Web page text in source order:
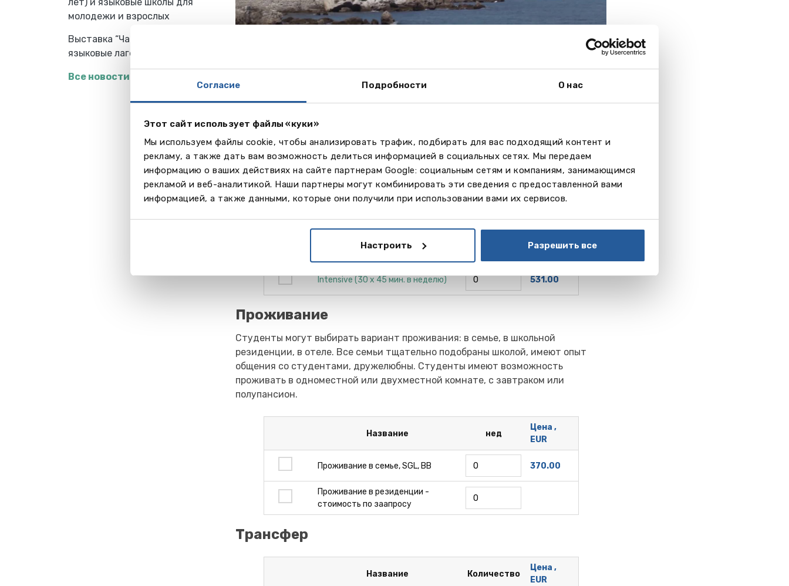
Согласие Подробности О нас
Этот сайт использует файлы «куки»
Мы используем файлы cookie, чтобы анализировать трафик, подбирать для вас подходящий контент и
рекламу, а также дать вам возможность делиться информацией в социальных сетях. Мы передаем
информацию о ваших действиях на сайте партнерам Google: социальным сетям и компаниям, занимающимся
рекламой и веб-аналитикой. Наши партнеры могут комбинировать эти сведения с предоставленной вами
информацией, а также данными, которые они получили при использовании вами их сервисов.
Настроить Разрешить все
молодежи и взрослых
Выставка “Частные школы и
языковые лагеря за рубежом”
Все новости
! Ознакомьтесь с более подробной информацией об учебной программе,
нажав на ссылку с названием курса.
обучения. В разделе ЦЕНА указана цена за неделю (2026 год). Для курсов
с фиксированным количеством недель, указана полная стоимость курса,
поэтому в разделе НЕД укажите цифру 1 (количество курсов).
EUR
Standard (20 х 45 мин. в неделю) 364.00
Intensive (30 х 45 мин. в неделю) 531.00
Проживание
Студенты могут выбирать вариант проживания: в семье, в школьной
резиденции, в отеле. Все семьи тщательно подобраны школой, имеют опыт
общения со студентами, дружелюбны. Студенты имеют возможность
проживать в одноместной или двухместной комнате, с завтраком или
полупансион.
Название нед
Цена ,
EUR
Проживание в семье, SGL, BB 370.00
Проживание в резиденции -
стоимость по заапросу
Трансфер
Название Количество
Цена ,
EUR